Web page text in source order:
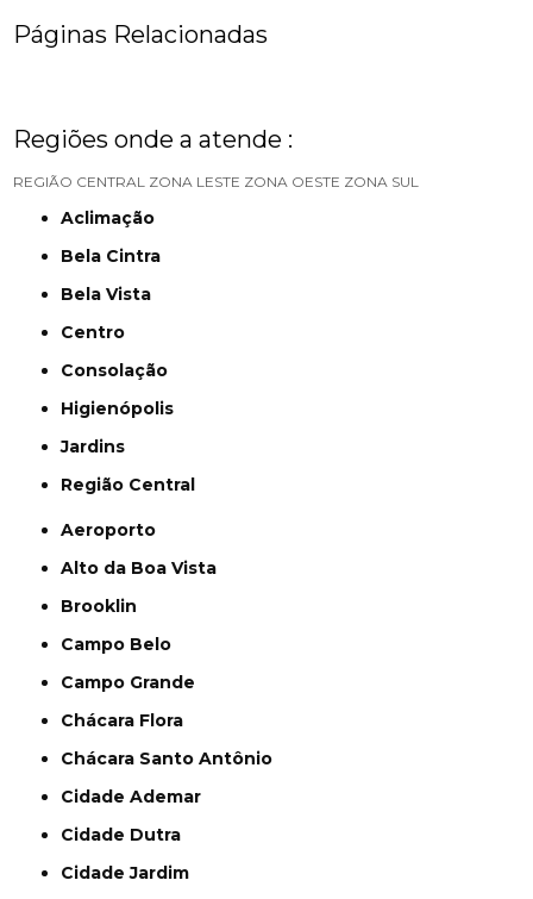
Páginas Relacionadas
Regiões onde a atende :
REGIÃO CENTRAL ZONA LESTE ZONA OESTE ZONA SUL
Aclimação
Bela Cintra
Bela Vista
Centro
Consolação
Higienópolis
Jardins
Região Central
Aeroporto
Alto da Boa Vista
Brooklin
Campo Belo
Campo Grande
Chácara Flora
Chácara Santo Antônio
Cidade Ademar
Cidade Dutra
Cidade Jardim